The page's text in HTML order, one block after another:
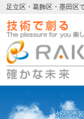
足立区・葛飾区・墨田区
外壁塗